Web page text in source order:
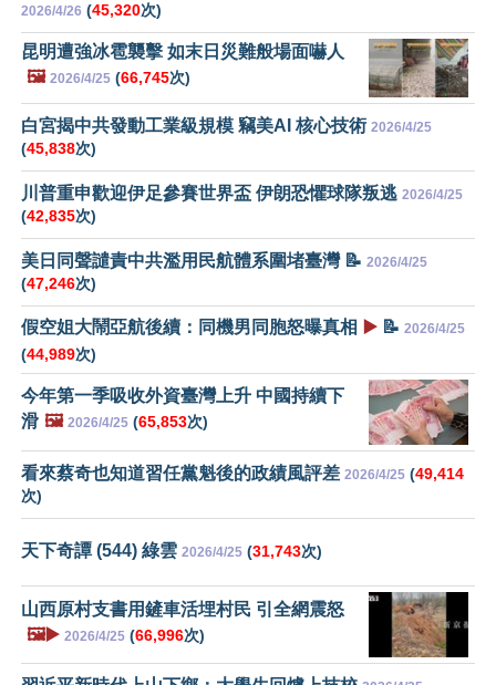
2026/4/26 (45,320次)
昆明遭強冰雹襲擊 如末日災難般場面嚇人
🖼️ 2026/4/25 (66,745次)
白宮揭中共發動工業級規模 竊美AI 核心技術 2026/4/25
(45,838次)
川普重申歡迎伊足參賽世界盃 伊朗恐懼球隊叛逃 2026/4/25
(42,835次)
美日同聲譴責中共濫用民航體系圍堵臺灣 📝 2026/4/25
(47,246次)
假空姐大鬧亞航後續：同機男同胞怒曝真相 ▶️ 📝 2026/4/25
(44,989次)
今年第一季吸收外資臺灣上升 中國持續下
滑 🖼️ 2026/4/25 (65,853次)
看來蔡奇也知道習任黨魁後的政績風評差 2026/4/25 (49,414
次)
天下奇譚 (544) 綠雲 2026/4/25 (31,743次)
山西原村支書用鏟車活埋村民 引全網震怒
🖼️▶️ 2026/4/25 (66,996次)